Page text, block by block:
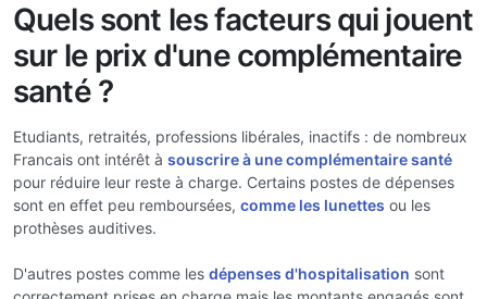
Quels sont les facteurs qui jouent
sur le prix d'une complémentaire
santé ?
Etudiants, retraités, professions libérales, inactifs : de nombreux
Francais ont intérêt à souscrire à une complémentaire santé
pour réduire leur reste à charge. Certains postes de dépenses
sont en effet peu remboursées, comme les lunettes ou les
prothèses auditives.
D'autres postes comme les dépenses d'hospitalisation sont